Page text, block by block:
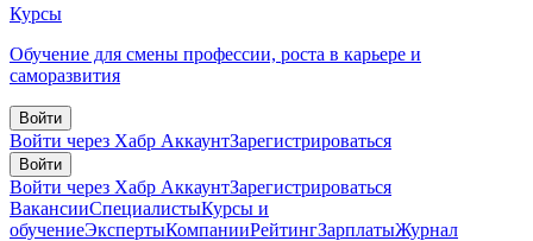
Курсы
Обучение для смены профессии, роста в карьере и
саморазвития
Войти
Войти через Хабр АккаунтЗарегистрироваться
Войти
Войти через Хабр АккаунтЗарегистрироваться
ВакансииСпециалистыКурсы и
обучениеЭкспертыКомпанииРейтингЗарплатыЖурнал